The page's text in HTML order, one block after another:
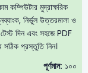
কম্পিউটার মুদ্রাক্ষরিক
নির্ভুল উত্তরমালা ও
দিন এবং সহজে PDF
সঠিক প্রস্তুতি নিন।
পূর্ণমান: ১০০